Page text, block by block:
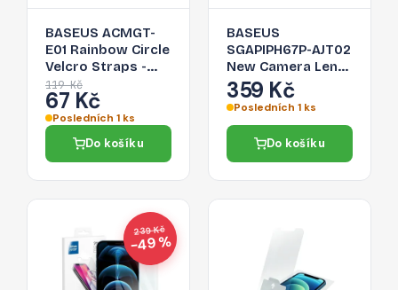
BASEUS ACMGT-
E01 Rainbow Circle
Velcro Straps -
páska na suchý zip
pro organizaci
kabelů, 1m, černá
119 Kč
67 Kč
Posledních 1 ks
Do košíku
BASEUS
SGAPIPH67P-AJT02
New Camera Lens
- Ochranné sklo
pro kamery iPhone
359 Kč
Posledních 1 ks
Do košíku
239 Kč
−49 %